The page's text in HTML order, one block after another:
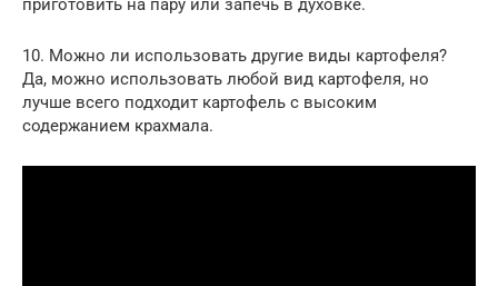
приготовить на пару или запечь в духовке.
10. Можно ли использовать другие виды картофеля?
Да, можно использовать любой вид картофеля, но
лучше всего подходит картофель с высоким
содержанием крахмала.